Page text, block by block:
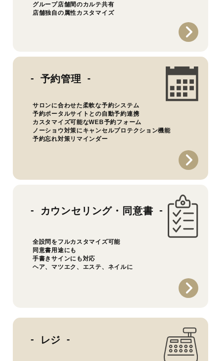
グループ店舗間のカルテ共有
店舗独自の属性カスタマイズ
予約管理
サロンに合わせた柔軟な予約システム
予約ポータルサイトとの自動予約連携
カスタマイズ可能なWEB予約フォーム
ノーショウ対策にキャンセルプロテクション機能
予約忘れ対策リマインダー
カウンセリング・同意書
全設問をフルカスタマイズ可能
同意書用途にも
手書きサインにも対応
ヘア、マツエク、エステ、ネイルに
レジ